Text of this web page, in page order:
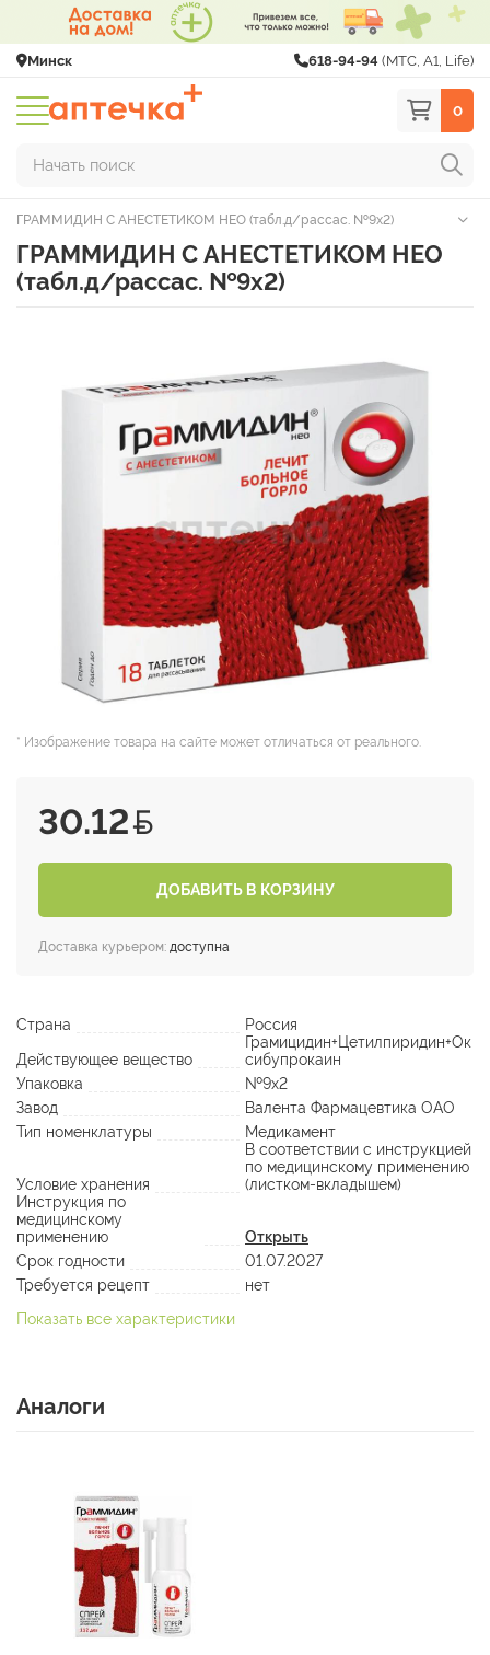
Минск 618-94-94 (МТС, A1, Life)
0
Начать поиск
ГРАММИДИН С АНЕСТЕТИКОМ НЕО (табл.д/рассас. №9х2)
ГРАММИДИН С АНЕСТЕТИКОМ НЕО
(табл.д/рассас. №9х2)
* Изображение товара на сайте может отличаться от реального.
30.12
ДОБАВИТЬ В КОРЗИНУ
Доставка курьером: доступна
Страна
Россия
Действующее вещество
Грамицидин+Цетилпиридин+Ок
сибупрокаин
Упаковка
№9х2
Завод
Валента Фармацевтика ОАО
Тип номенклатуры
Медикамент
Условие хранения
В соответствии с инструкцией
по медицинскому применению
(листком-вкладышем)
Инструкция по
медицинскому
применению
Открыть
Срок годности
01.07.2027
Требуется рецепт
нет
Показать все характеристики
Аналоги